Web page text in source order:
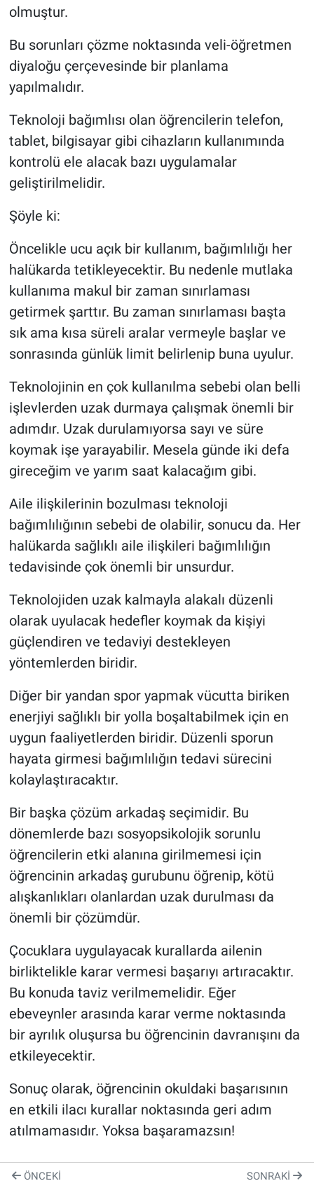
olmuştur.
Bu sorunları çözme noktasında veli-öğretmen
diyaloğu çerçevesinde bir planlama
yapılmalıdır.
Teknoloji bağımlısı olan öğrencilerin telefon,
tablet, bilgisayar gibi cihazların kullanımında
kontrolü ele alacak bazı uygulamalar
geliştirilmelidir.
Şöyle ki:
Öncelikle ucu açık bir kullanım, bağımlılığı her
halükarda tetikleyecektir. Bu nedenle mutlaka
kullanıma makul bir zaman sınırlaması
getirmek şarttır. Bu zaman sınırlaması başta
sık ama kısa süreli aralar vermeyle başlar ve
sonrasında günlük limit belirlenip buna uyulur.
Teknolojinin en çok kullanılma sebebi olan belli
işlevlerden uzak durmaya çalışmak önemli bir
adımdır. Uzak durulamıyorsa sayı ve süre
koymak işe yarayabilir. Mesela günde iki defa
gireceğim ve yarım saat kalacağım gibi.
Aile ilişkilerinin bozulması teknoloji
bağımlılığının sebebi de olabilir, sonucu da. Her
halükarda sağlıklı aile ilişkileri bağımlılığın
tedavisinde çok önemli bir unsurdur.
Teknolojiden uzak kalmayla alakalı düzenli
olarak uyulacak hedefler koymak da kişiyi
güçlendiren ve tedaviyi destekleyen
yöntemlerden biridir.
Diğer bir yandan spor yapmak vücutta biriken
enerjiyi sağlıklı bir yolla boşaltabilmek için en
uygun faaliyetlerden biridir. Düzenli sporun
hayata girmesi bağımlılığın tedavi sürecini
kolaylaştıracaktır.
Bir başka çözüm arkadaş seçimidir. Bu
dönemlerde bazı sosyopsikolojik sorunlu
öğrencilerin etki alanına girilmemesi için
öğrencinin arkadaş gurubunu öğrenip, kötü
alışkanlıkları olanlardan uzak durulması da
önemli bir çözümdür.
Çocuklara uygulayacak kurallarda ailenin
birliktelikle karar vermesi başarıyı artıracaktır.
Bu konuda taviz verilmemelidir. Eğer
ebeveynler arasında karar verme noktasında
bir ayrılık oluşursa bu öğrencinin davranışını da
etkileyecektir.
Sonuç olarak, öğrencinin okuldaki başarısının
en etkili ilacı kurallar noktasında geri adım
atılmamasıdır. Yoksa başaramazsın!
ÖNCEKI SONRAKI